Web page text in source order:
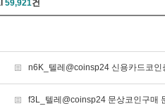
59,921건
n6K_텔레@coinsp24 신용카드코
f3L_텔레@coinsp24 문상코인구매